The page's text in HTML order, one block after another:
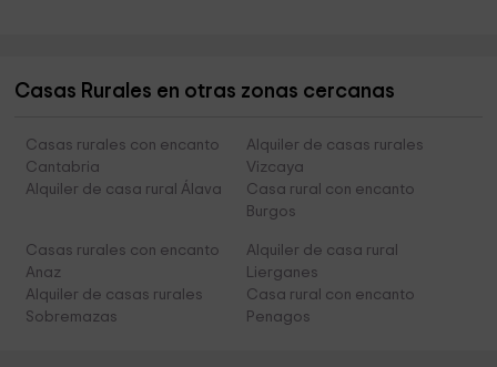
Casas Rurales en otras zonas cercanas
Casas rurales con encanto
Cantabria
Alquiler de casas rurales
Vizcaya
Alquiler de casa rural Álava
Casa rural con encanto
Burgos
Casas rurales con encanto
Anaz
Alquiler de casa rural
Lierganes
Alquiler de casas rurales
Sobremazas
Casa rural con encanto
Penagos